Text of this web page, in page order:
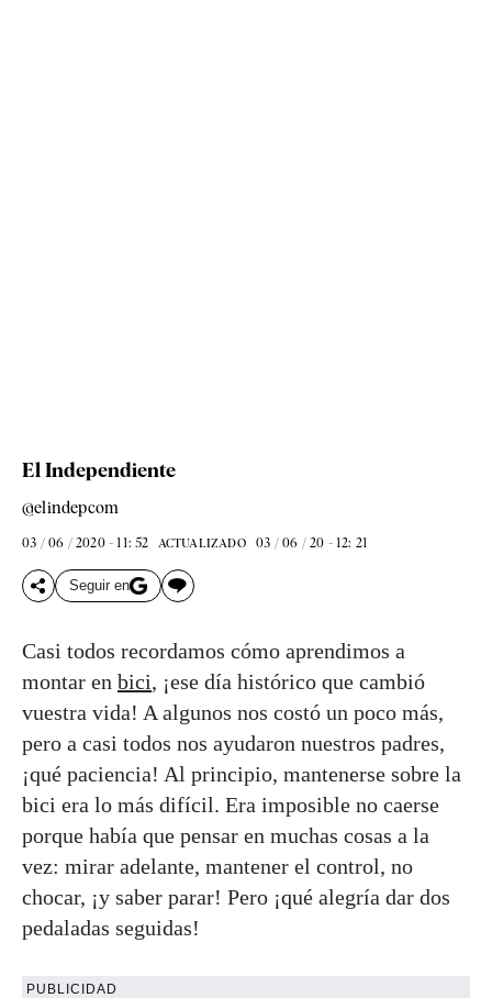
El Independiente
@elindepcom
03 / 06 / 2020 - 11: 52 ACTUALIZADO 03 / 06 / 20 - 12: 21
Seguir en
Casi todos recordamos cómo aprendimos a
montar en bici, ¡ese día histórico que cambió
vuestra vida! A algunos nos costó un poco más,
pero a casi todos nos ayudaron nuestros padres,
¡qué paciencia! Al principio, mantenerse sobre la
bici era lo más difícil. Era imposible no caerse
porque había que pensar en muchas cosas a la
vez: mirar adelante, mantener el control, no
chocar, ¡y saber parar! Pero ¡qué alegría dar dos
pedaladas seguidas!
PUBLICIDAD